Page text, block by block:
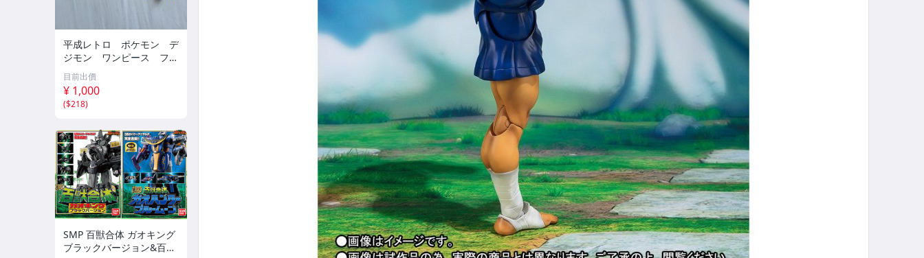
平成レトロ ポケモン デ
ジモン ワンピース フィ
ギュア 大量まとめ売り 特
撮 アニメ ゲーム キャラク
ター ジャンク品
目前出價
¥ 1,000
($218)
SMP 百獣合体 ガオキング
ブラックバージョン&百獣